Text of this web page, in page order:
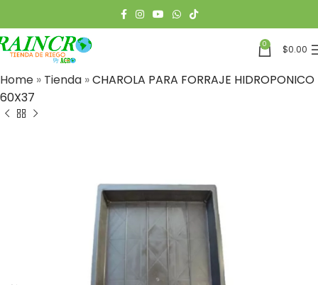
0 $0.00
Home » Tienda »CHAROLA PARA FORRAJE HIDROPONICO
60X37